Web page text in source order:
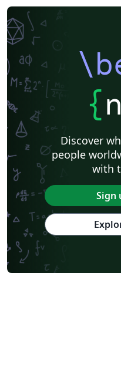
{
Discover
people
with
Sign